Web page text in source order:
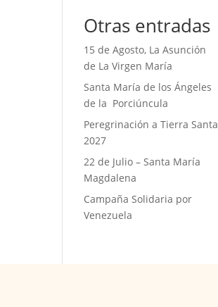
Otras entradas
15 de Agosto, La Asunción
de La Virgen María
Santa María de los Ángeles
de la Porciúncula
Peregrinación a Tierra Santa
2027
22 de Julio – Santa María
Magdalena
Campaña Solidaria por
Venezuela